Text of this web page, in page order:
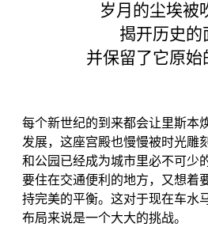
岁月的尘埃被
揭开历史的
并保留了它原始
每个新世纪的到来都会让里斯本
发展，这座宫殿也慢慢被时光雕
和公园已经成为城市里必不可少
要住在交通便利的地方，又想着
持完美的平衡。这对于现在车水
布局来说是一个大大的挑战。